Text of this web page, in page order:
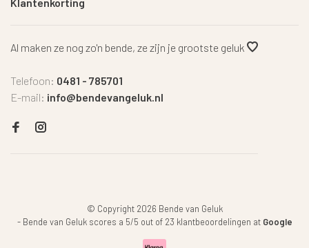
Al maken ze nog zo'n bende, ze zijn je grootste geluk
Telefoon: 0481 - 785701
E-mail: info@bendevangeluk.nl
© Copyright 2026 Bende van Geluk
- Bende van Geluk scores a 5/5 out of 23 klantbeoordelingen at Google